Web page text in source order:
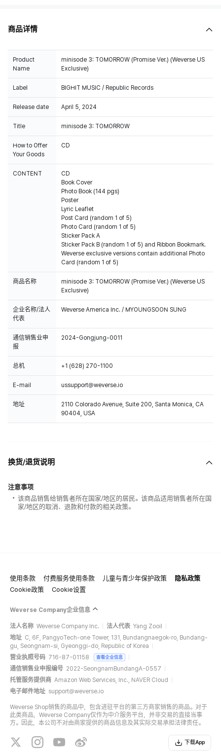
商品详情
Product
Name
minisode 3: TOMORROW (Promise Ver.) (Weverse US
Exclusive)
Label BIGHIT MUSIC / Republic Records
Release date April 5, 2024
Title minisode 3: TOMORROW
How to Offer
Your Goods
CD
CONTENT
CD
Book Cover
Photo Book (144 pgs)
Poster
Lyric Leaflet
Post Card (random 1 of 5)
Photo Card (random 1 of 5)
Sticker Pack A
Sticker Pack B (random 1 of 5) and Ribbon Bookmark.
Weverse exclusive versions contain additional Photo
Card (random 1 of 5)
商品名称
minisode 3: TOMORROW (Promise Ver.) (Weverse US
Exclusive)
企业名称/法人
代表
Weverse America Inc. / MYOUNGSOON SUNG
通信销售业申
报
2024-Gongjung-0011
总机 +1 (628) 270-1100
E-mail ussupport@weverse.io
地址
2110 Colorado Avenue, Suite 200, Santa Monica, CA
90404, USA
换货/退货说明
注意事项
该商品销售给销售者所在国家/地区的居民。该商品适用销售者所在国
家/地区的取消、退款和付款的相关政策。
使用条款 付费服务使用条款 儿童与青少年保护政策
隐私政策
Cookie政策
Cookie设置
Weverse Company企业信息
法人名称 Weverse Company Inc. 法人代表 Yang Zooil
地址 C, 6F, PangyoTech-one Tower, 131, Bundangnaegok-ro, Bundang-
gu, Seongnam-si, Gyeonggi-do, Republic of Korea
营业执照号码 716-87-01158 查看企业信息
通信销售业申报编号 2022-SeongnamBundangA-0557
托管服务提供商 Amazon Web Services, Inc., NAVER Cloud
电子邮件地址 support@weverse.io
Weverse Shop销售的商品中，包含进驻平台的第三方商家销售的商品。对于
此类商品，Weverse Company仅作为中介服务平台，并非交易的直接当事
方。因此，本公司不对由商家提供的商品信息及其实际交易承担法律责任。
下载App